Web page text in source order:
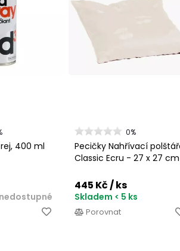
400 ml
0%
Pecičky Nahřívací
Classic Ecru - 27 x 27 cm
445 Kč/ ks
Skladem < 5 ks
Porovnat